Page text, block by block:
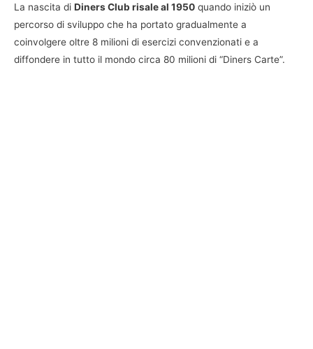
La nascita di Diners Club risale al 1950 quando iniziò un
percorso di sviluppo che ha portato gradualmente a
coinvolgere oltre 8 milioni di esercizi convenzionati e a
diffondere in tutto il mondo circa 80 milioni di “Diners Carte”.